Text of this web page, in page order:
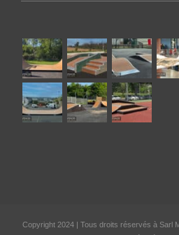
Copyright 2024 | Tous droits réservés à Sarl